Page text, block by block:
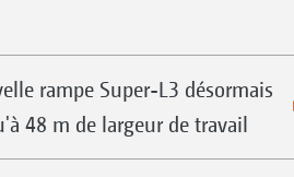
rampe Super-L3 désormais
48 m de largeur de travail